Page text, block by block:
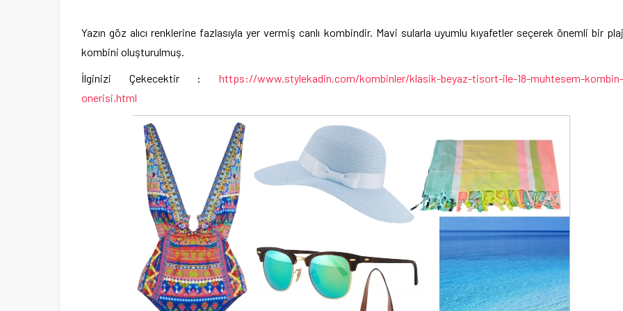
Yazın göz alıcı renklerine fazlasıyla yer vermiş canlı kombindir. Mavi sularla uyumlu kıyafetler seçerek önemli bir plaj
kombini oluşturulmuş.
İlginizi Çekecektir : https://www.stylekadin.com/kombinler/klasik-beyaz-tisort-ile-18-muhtesem-kombin-
onerisi.html